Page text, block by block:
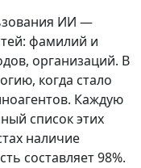
ИИ —
фамилий и
организаций. В
когда стало
Каждую
список этих
наличие
составляет 98%.